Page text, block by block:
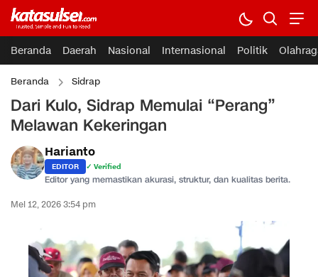
Beranda Daerah Nasional Internasional Politik
Beranda Sidrap
Dari Kulo, Sidrap Memulai “Perang”
Melawan Kekeringan
Harianto
EDITOR ✓ Verified
Editor yang memastikan akurasi, struktur, dan kualitas berita.
Mei 12, 2026 3:54 pm